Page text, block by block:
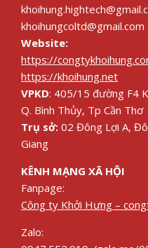
khoihungcoltd@gmail.com
Website:
https://
https://khoihung.net
VPKD: 405/15 đường F4
Q. Bình Thủy, Tp Cần Thơ
Trụ sở: 02 Đông Lợi A,
Giang
KÊNH MẠNG XÃ HỘI
Fanpage:
Công ty Khởi Hưng –
Zalo: